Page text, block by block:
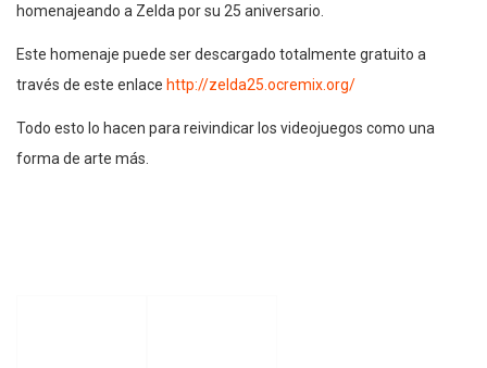
homenajeando a Zelda por su 25 aniversario.
Este homenaje puede ser descargado totalmente gratuito a
través de este enlace http://zelda25.ocremix.org/
Todo esto lo hacen para reivindicar los videojuegos como una
forma de arte más.